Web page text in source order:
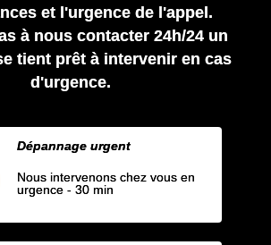
et l'urgence de l'appel.
à nous contacter 24h/24 un
tient prêt à intervenir en cas
d'urgence.
Dépannage urgent
Nous intervenons chez vous en
urgence - 30 min